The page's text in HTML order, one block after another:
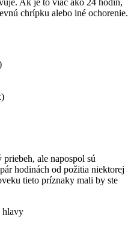
chrípku alebo iné ochorenie.
ale napospol sú
hodinách od požitia niektorej
tieto príznaky mali by ste
hlavy